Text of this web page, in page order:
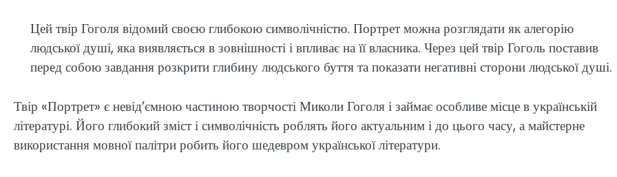
Цей твір Гоголя відомий своєю глибокою символічністю. Портрет можна розглядати як алегорію
людської душі, яка виявляється в зовнішності і впливає на її власника. Через цей твір Гоголь поставив
перед собою завдання розкрити глибину людського буття та показати негативні сторони людської душі.
Твір «Портрет» є невід’ємною частиною творчості Миколи Гоголя і займає особливе місце в українській
літературі. Його глибокий зміст і символічність роблять його актуальним і до цього часу, а майстерне
використання мовної палітри робить його шедевром української літератури.